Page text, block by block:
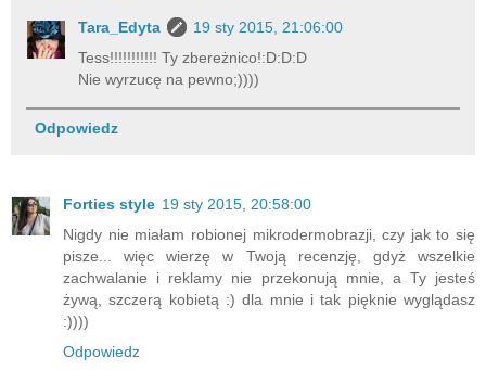
Tara_Edyta
19 sty 2015, 21:06:00
Tess!!!!!!!!!!! Ty zbereżnico!:D:D:D
Nie wyrzucę na pewno;))))
Odpowiedz
Forties style 19 sty 2015, 20:58:00
Nigdy nie miałam robionej mikrodermobrazji, czy jak to się
pisze... więc wierzę w Twoją recenzję, gdyż wszelkie
zachwalanie i reklamy nie przekonują mnie, a Ty jesteś
żywą, szczerą kobietą :) dla mnie i tak pięknie wyglądasz
:))))
Odpowiedz